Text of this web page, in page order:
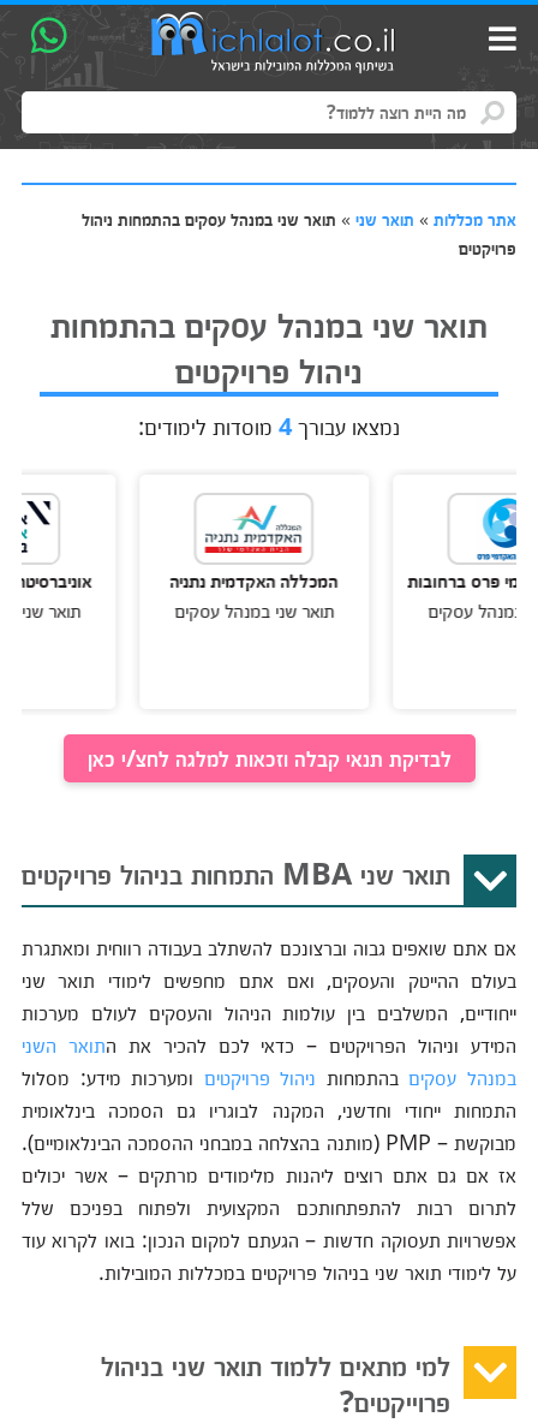
אתר מכללות» תואר שני» תואר שני במנהל עסקים בהתמחות ניהול
פרויקטים
תואר שני במנהל עסקים בהתמחות
ניהול פרויקטים
נמצאו עבורך4 מוסדות לימודים:
ברחובות
עסקים
המכללה האקדמית נתניה
תואר שני במנהל עסקים
אוניברסיטת
תואר שני
לבדיקת תנאי קבלה וזכאות למלגה לחצ/י כאן
תואר שני MBA התמחות בניהול פרויקטים
אם אתם שואפים גבוה וברצונכם להשתלב בעבודה רווחית ומאתגרת
בעולם ההייטק והעסקים, ואם אתם מחפשים לימודי תואר שני
ייחודיים, המשלבים בין עולמות הניהול והעסקים לעולם מערכות
המידע וניהול הפרויקטים – כדאי לכם להכיר את התואר השני
במנהל עסקיםבהתמחות ניהול פרויקטים ומערכות מידע: מסלול
התמחות ייחודי וחדשני, המקנה לבוגריו גם הסמכה בינלאומית
מבוקשת – PMP (מותנה בהצלחה במבחני ההסמכה הבינלאומיים).
אז אם גם אתם רוצים ליהנות מלימודים מרתקים – אשר יכולים
לתרום רבות להתפתחותכם המקצועית ולפתוח בפניכם שלל
אפשרויות תעסוקה חדשות – הגעתם למקום הנכון: בואו לקרוא עוד
על לימודי תואר שני בניהול פרויקטים במכללות המובילות.
למי מתאים ללמוד תואר שני בניהול
פרוייקטים?